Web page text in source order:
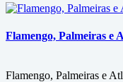
Flamengo, Palmeiras e
Flamengo, Palmeiras e